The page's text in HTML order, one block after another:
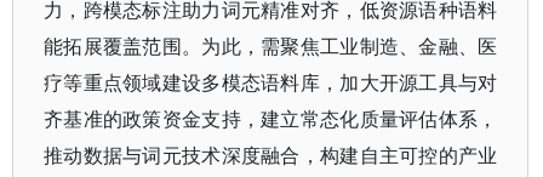
力，跨模态标注助力词元精准对齐，低资源语种语料
能拓展覆盖范围。为此，需聚焦工业制造、金融、医
疗等重点领域建设多模态语料库，加大开源工具与对
齐基准的政策资金支持，建立常态化质量评估体系，
推动数据与词元技术深度融合，构建自主可控的产业